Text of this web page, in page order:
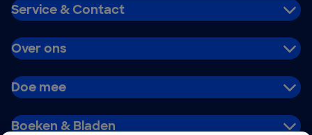
Service & Contact
Over ons
Doe mee
Boeken & Bladen